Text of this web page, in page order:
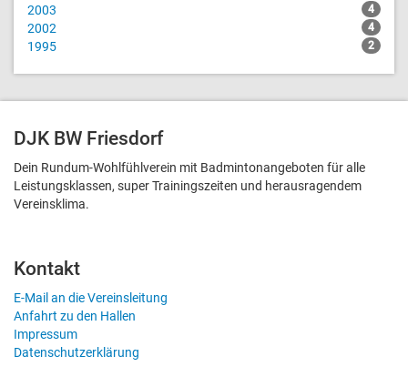
2003 4
2002 4
1995 2
DJK BW Friesdorf
Dein Rundum-Wohlfühlverein mit Badmintonangeboten für alle
Leistungsklassen, super Trainingszeiten und heraus­ragendem
Vereinsklima.
Kontakt
E-Mail an die Vereinsleitung
Anfahrt zu den Hallen
Impressum
Datenschutzerklärung